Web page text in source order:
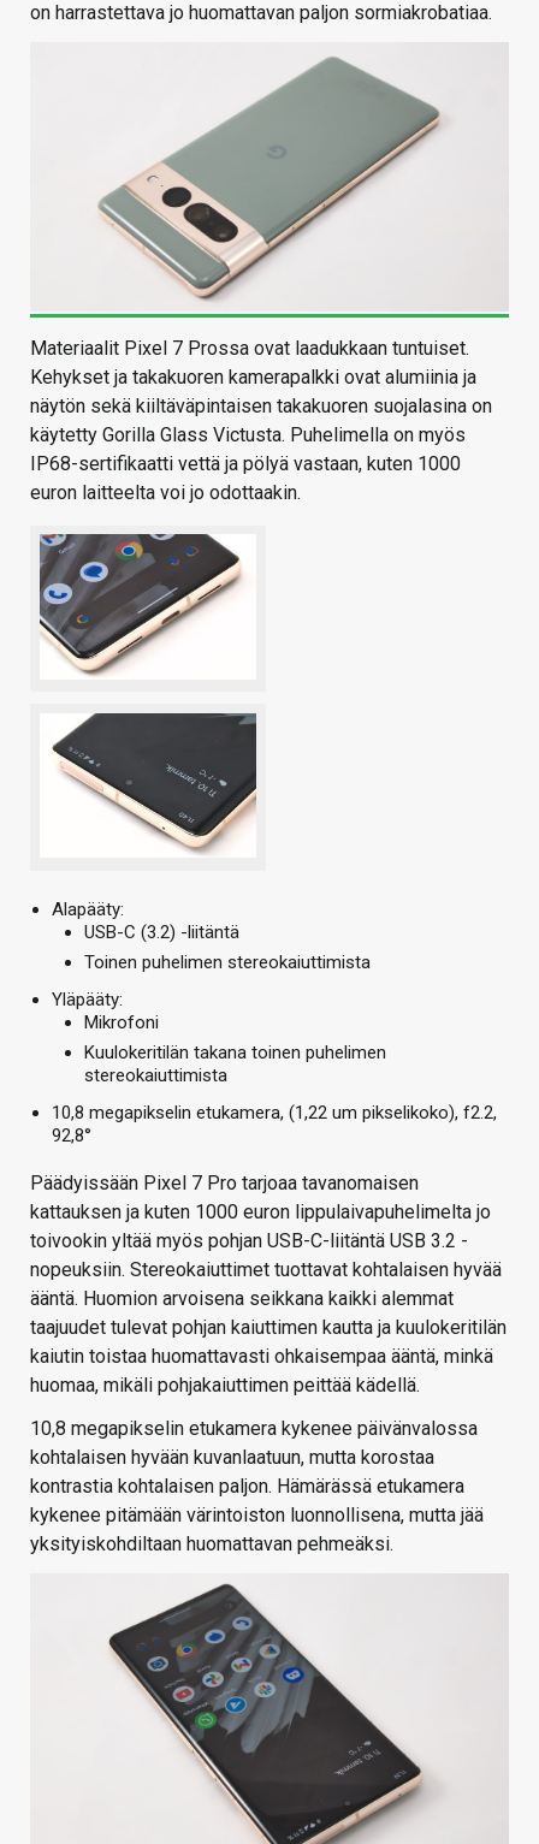
on harrastettava jo huomattavan paljon sormiakrobatiaa.
Materiaalit Pixel 7 Prossa ovat laadukkaan tuntuiset.
Kehykset ja takakuoren kamerapalkki ovat alumiinia ja
näytön sekä kiiltäväpintaisen takakuoren suojalasina on
käytetty Gorilla Glass Victusta. Puhelimella on myös
IP68-sertifikaatti vettä ja pölyä vastaan, kuten 1000
euron laitteelta voi jo odottaakin.
Alapääty:
USB-C (3.2) -liitäntä
Toinen puhelimen stereokaiuttimista
Yläpääty:
Mikrofoni
Kuulokeritilän takana toinen puhelimen
stereokaiuttimista
10,8 megapikselin etukamera, (1,22 um pikselikoko), f2.2,
92,8°
Päädyissään Pixel 7 Pro tarjoaa tavanomaisen
kattauksen ja kuten 1000 euron lippulaivapuhelimelta jo
toivookin yltää myös pohjan USB-C-liitäntä USB 3.2 -
nopeuksiin. Stereokaiuttimet tuottavat kohtalaisen hyvää
ääntä. Huomion arvoisena seikkana kaikki alemmat
taajuudet tulevat pohjan kaiuttimen kautta ja kuulokeritilän
kaiutin toistaa huomattavasti ohkaisempaa ääntä, minkä
huomaa, mikäli pohjakaiuttimen peittää kädellä.
10,8 megapikselin etukamera kykenee päivänvalossa
kohtalaisen hyvään kuvanlaatuun, mutta korostaa
kontrastia kohtalaisen paljon. Hämärässä etukamera
kykenee pitämään värintoiston luonnollisena, mutta jää
yksityiskohdiltaan huomattavan pehmeäksi.